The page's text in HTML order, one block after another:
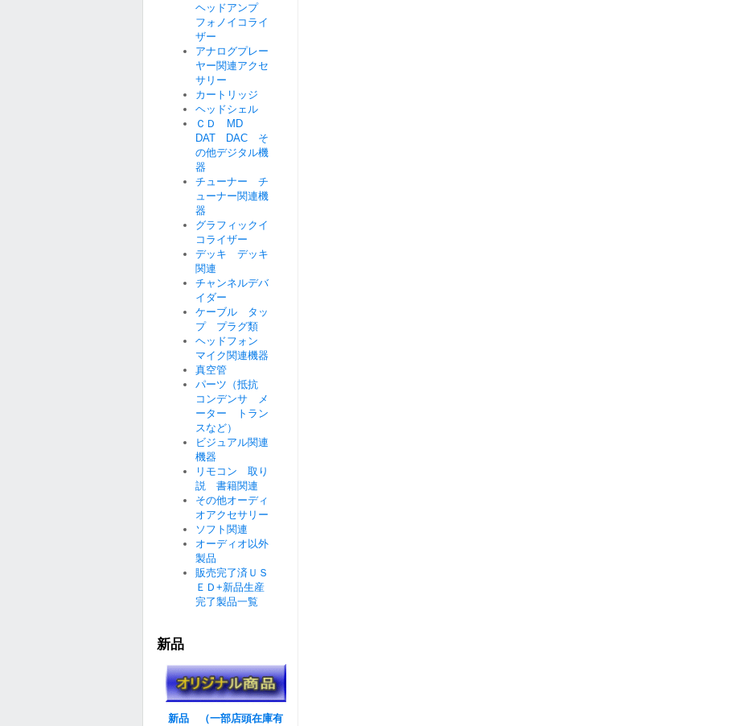
ヘッドアンプ
フォノイコライ
ザー
アナログプレー
ヤー関連アクセ
サリー
カートリッジ
ヘッドシェル
ＣＤ MD
DAT DAC そ
の他デジタル機
器
チューナー チ
ューナー関連機
器
グラフィックイ
コライザー
デッキ デッキ
関連
チャンネルデバ
イダー
ケーブル タッ
プ プラグ類
ヘッドフォン
マイク関連機器
真空管
パーツ（抵抗
コンデンサ メ
ーター トラン
スなど）
ビジュアル関連
機器
リモコン 取り
説 書籍関連
その他オーディ
オアクセサリー
ソフト関連
オーディオ以外
製品
販売完了済ＵＳ
ＥＤ+新品生産
完了製品一覧
新品
新品 （一部店頭在庫有